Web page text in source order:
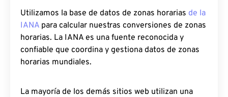
Utilizamos la base de datos de zonas horarias de la
IANA para calcular nuestras conversiones de zonas
horarias. La IANA es una fuente reconocida y
confiable que coordina y gestiona datos de zonas
horarias mundiales.
La mayoría de los demás sitios web utilizan una